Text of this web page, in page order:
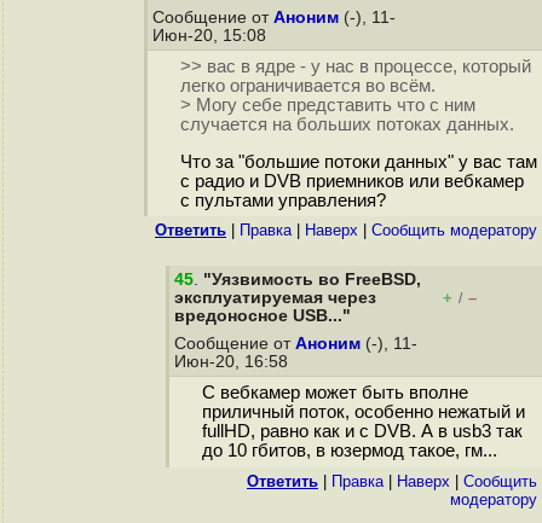
Сообщение от Аноним (-), 11-
Июн-20, 15:08
>> вас в ядре - у нас в процессе, который
легко ограничивается во всём.
> Могу себе представить что с ним
случается на больших потоках данных.
Что за "большие потоки данных" у вас там
с радио и DVB приемников или вебкамер
c пультами управления?
Ответить Правка| Наверх Cообщить модератору
45. "Уязвимость во FreeBSD,
эксплуатируемая через
вредоносное USB..."
+ / –
Сообщение от Аноним (-), 11-
Июн-20, 16:58
С вебкамер может быть вполне
приличный поток, особенно нежатый и
fullHD, равно как и с DVB. А в usb3 так
до 10 гбитов, в юзермод такое, гм...
Ответить Правка| Наверх
Cообщить
модератору